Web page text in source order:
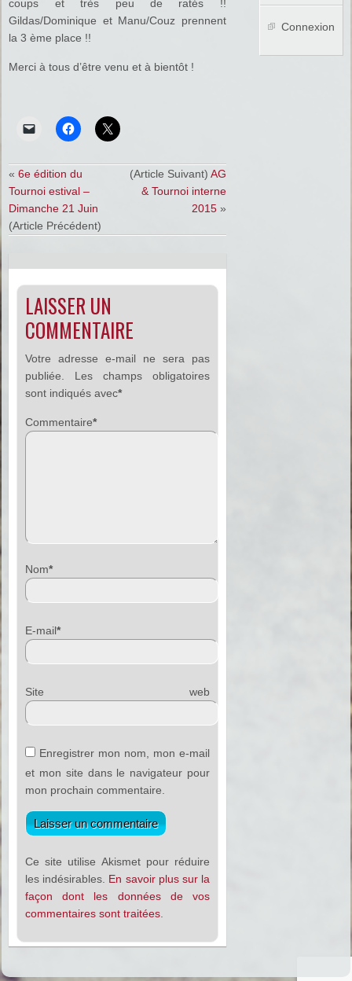
coups et très peu de ratés !!
Gildas/Dominique et Manu/Couz prennent
la 3 ème place !!
Merci à tous d’être venu et à bientôt !
«6e édition du
Tournoi estival –
Dimanche 21 Juin
(Article Précédent)
(Article Suivant) AG
& Tournoi interne
2015»
LAISSER UN
COMMENTAIRE
Votre adresse e-mail ne sera pas
publiée.
Les champs obligatoires
sont indiqués avec*
Commentaire*
Nom*
E-mail*
Site web
Enregistrer mon nom, mon e-mail
et mon site dans le navigateur pour
mon prochain commentaire.
Ce site utilise Akismet pour réduire
les indésirables. En savoir plus sur la
façon dont les données de vos
commentaires sont traitées
Connexion